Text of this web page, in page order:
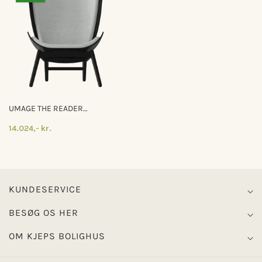
UMAGE THE READER
14.024,- kr.
KUNDESERVICE
BESØG OS HER
OM KJEPS BOLIGHUS